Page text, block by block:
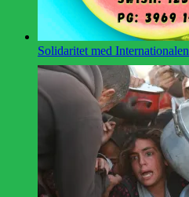
Solidaritet med Internationalen